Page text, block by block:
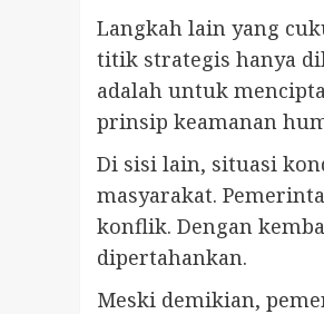
Langkah lain yang
titik strategis hanya
adalah untuk
prinsip keamanan
Di sisi lain, situasi
masyarakat.
konflik. Dengan
dipertahankan.
Meski demikian,